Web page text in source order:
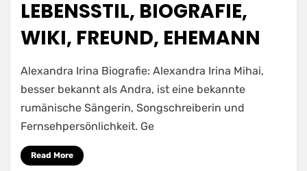
LEBENSSTIL, BIOGRAFIE,
WIKI, FREUND, EHEMANN
Alexandra Irina Biografie: Alexandra Irina Mihai,
besser bekannt als Andra, ist eine bekannte
rumänische Sängerin, Songschreiberin und
Fernsehpersönlichkeit. Ge
Read More